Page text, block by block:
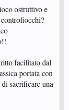
ostruttivo e
facilitato dal
portata con
sacrificare una